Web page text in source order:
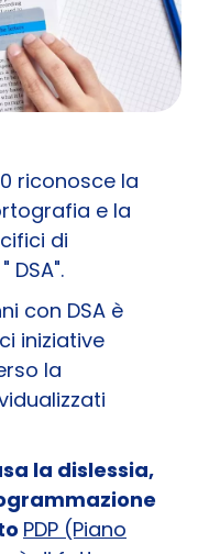
riconosce la
e la
di
con DSA è
iniziative
la
la dislessia,
PDP (Piano